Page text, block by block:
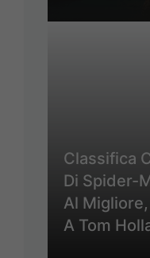
Classifica
Di Spider-
Al
A Tom